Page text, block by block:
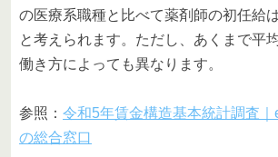
の医療系職種と比べて薬剤師の初任給
と考えられます。ただし、あくまで平
働き方によっても異なります。
参照： 令和5年賃金構造基本統計調査
の総合窓口